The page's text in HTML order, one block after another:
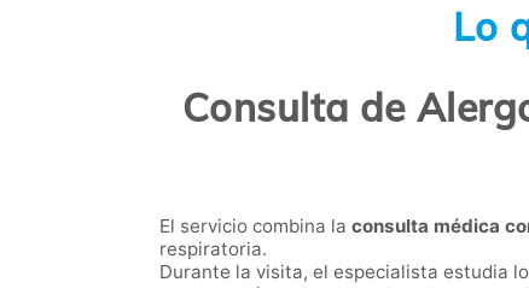
Lo
Consulta de
El servicio combina la consulta médica
respiratoria.
Durante la visita, el especialista estudia